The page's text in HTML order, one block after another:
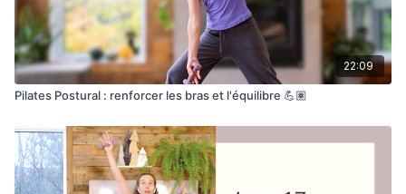
22:09
Pilates Postural : renforcer les bras et l'équilibre 💪🏽